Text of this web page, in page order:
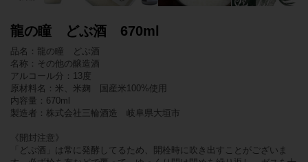
龍の瞳 どぶ酒 670ml
品名：龍の瞳 どぶ酒
名称：その他の醸造酒
アルコール分：13度
原材料名：米、米麹 国産米100%使用
内容量：670ml
製造者：株式会社三輪酒造 岐阜県大垣市
《開封注意》
「どぶ酒」は常に発酵してるため、開栓時に吹き出すことがございま